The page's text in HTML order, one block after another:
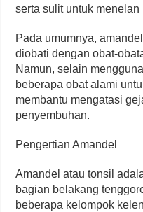
serta sulit untuk
Pada umumnya,
diobati dengan obat-
Namun, selain
beberapa obat alami
membantu mengatasi
penyembuhan.
Pengertian Amandel
Amandel atau tonsil
bagian belakang
beberapa kelompok